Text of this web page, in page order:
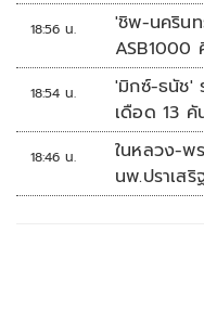
18:56 น.
'ชิพ-นครินท
ASB1000
18:54 น.
'มิกซ์-ธนัช'
เดือด 13
18:46 น.
ในหลวง-พ
นพ.ปราเส